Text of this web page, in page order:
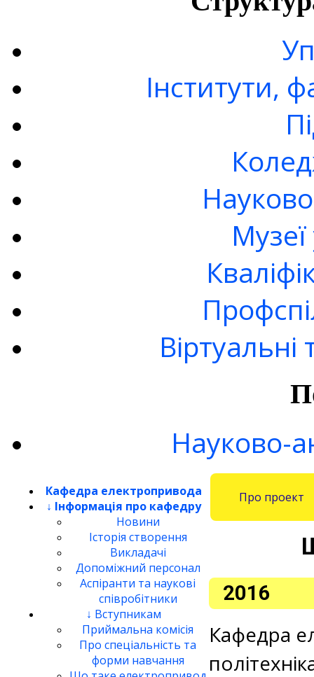
Інститути,
Науково-
Кафедра електропривода
↓ Інформація про кафедру
Новини
Історія створення
Викладачі
Допоміжний персонал
Аспіранти та наукові
співробітники
↓ Вступникам
Приймальна комісія
Про спеціальність та
форми навчання
Про проект
2016
Кафедра